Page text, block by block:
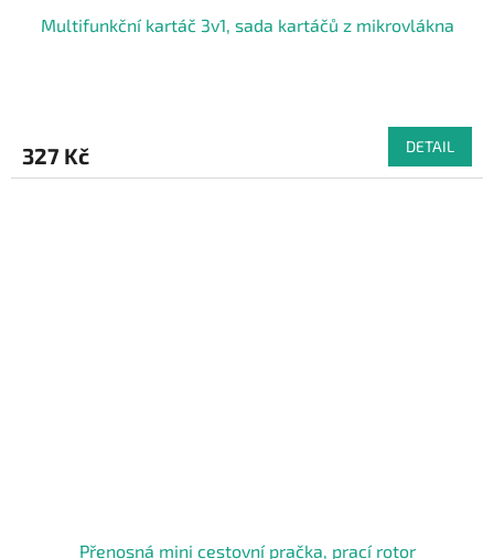
Multifunkční kartáč 3v1, sada kartáčů z mikrovlákna
327 Kč DETAIL
Přenosná mini cestovní pračka, prací rotor